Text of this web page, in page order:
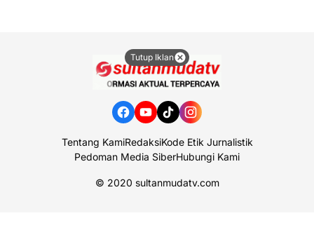
Tutup Iklan
Tentang KamiRedaksiKode Etik Jurnalistik
Pedoman Media SiberHubungi Kami
© 2020 sultanmudatv.com